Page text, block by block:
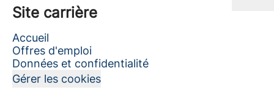
Site carrière
Accueil
Offres d'emploi
Données et confidentialité
Gérer les cookies